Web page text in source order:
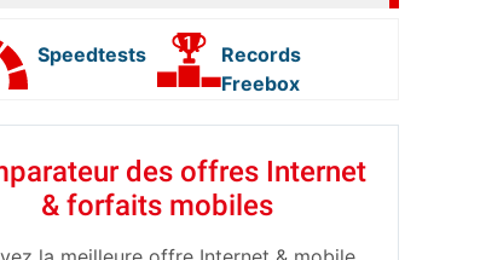
Speedtests
Records
Freebox
des offres Internet
& forfaits mobiles